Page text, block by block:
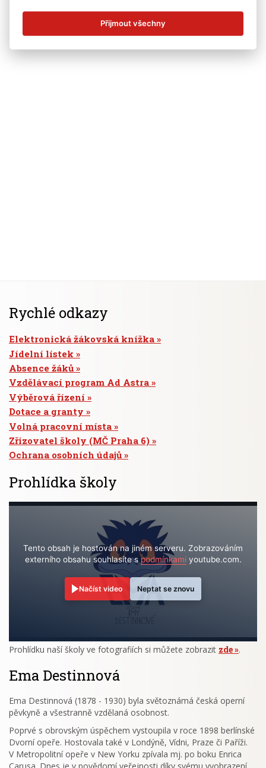
Rychlé odkazy
Elektronická žákovská knížka
Jídelní lístek
Absence žáků
Vzdělávací program Ad Astra
Výběrová řízení
Dotace a granty
Volná pracovní místa
Zřizovatel školy (MČ Praha 6)
Ochrana osobních údajů
Prohlídka školy
Tento obsah je hostován na jiném serveru. Zobrazováním
externího obsahu souhlasíte spodmínkamiyoutube.com.
Načíst video Neptat se znovu
Prohlídku naší školy ve fotografiích si můžete zobrazit zde .
Ema Destinnová
Ema Destinnová (1878 - 1930) byla světoznámá česká operní
pěvkyně a všestranně vzdělaná osobnost.
Poprvé s obrovským úspěchem vystoupila v roce 1898 berlínské
Dvorní opeře. Hostovala také v Londýně, Vídni, Praze či Paříži.
V Metropolitní opeře v New Yorku zpívala mj. po boku Enrica
Přijmout všechny